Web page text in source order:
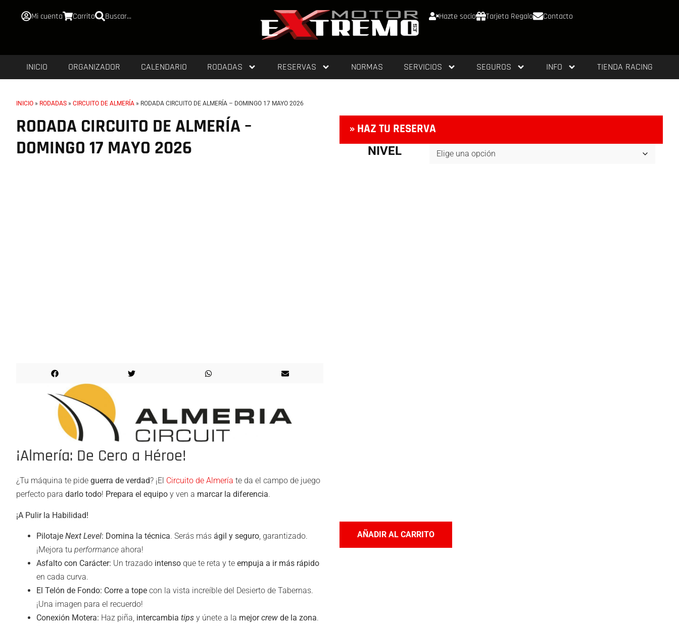
Mi cuenta Carrito Buscar... Hazte socio Tarjeta Regalo Contacto
INICIO ORGANIZADOR CALENDARIO RODADAS RESERVAS NORMAS SERVICIOS SEGUROS INFO TIENDA RACING
INICIO » RODADAS » CIRCUITO DE ALMERÍA » RODADA CIRCUITO DE ALMERÍA – DOMINGO 17 MAYO 2026
RODADA CIRCUITO DE ALMERÍA –
DOMINGO 17 MAYO 2026
¡Almería: De Cero a Héroe!
¿Tu máquina te pide guerra de verdad? ¡El Circuito de Almería te da el campo de juego
perfecto para darlo todo! Prepara el equipo y ven a marcar la diferencia.
¡A Pulir la Habilidad!
Pilotaje Next Level: Domina la técnica. Serás más ágil y seguro, garantizado.
¡Mejora tu performance ahora!
Asfalto con Carácter: Un trazado intenso que te reta y te empuja a ir más rápido
en cada curva.
El Telón de Fondo: Corre a tope con la vista increíble del Desierto de Tabernas.
¡Una imagen para el recuerdo!
Conexión Motera: Haz piña, intercambia tips y únete a la mejorcrew de la zona.
» HAZ TU RESERVA
NIVEL
AÑADIR AL CARRITO